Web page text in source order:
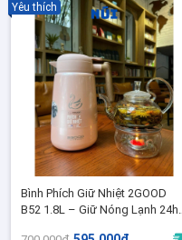
Bình Phích Giữ Nhiệt 2GOOD
B52 1.8L – Giữ Nóng Lạnh 24h,
Yêu thích